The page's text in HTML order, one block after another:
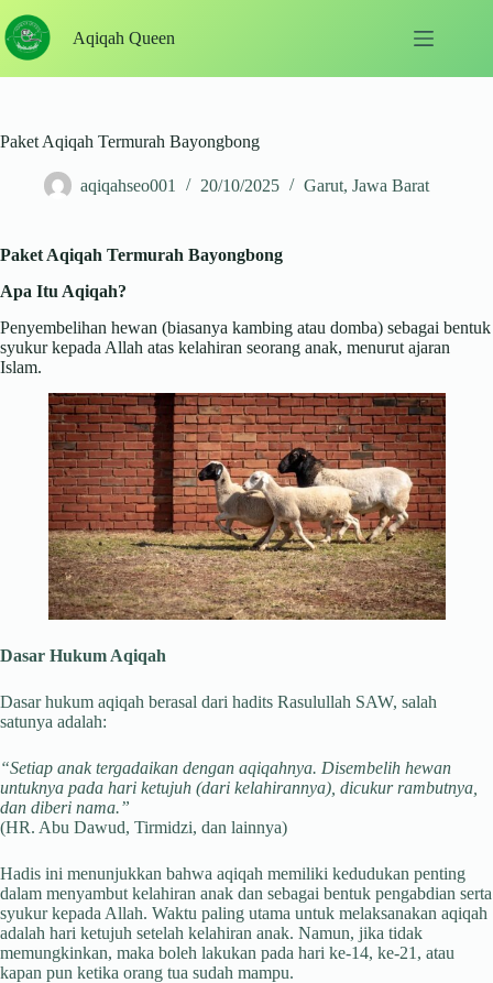
to
content
Aqiqah Queen
Paket Aqiqah Termurah Bayongbong
aqiqahseo001 20/10/2025 Garut, Jawa Barat
Paket Aqiqah Termurah Bayongbong
Apa Itu Aqiqah?
Penyembelihan hewan (biasanya kambing atau domba) sebagai bentuk
syukur kepada Allah atas kelahiran seorang anak, menurut ajaran
Islam.
Dasar Hukum Aqiqah
Dasar hukum aqiqah berasal dari hadits Rasulullah SAW, salah
satunya adalah:
“Setiap anak tergadaikan dengan aqiqahnya. Disembelih hewan
untuknya pada hari ketujuh (dari kelahirannya), dicukur rambutnya,
dan diberi nama.”
(HR. Abu Dawud, Tirmidzi, dan lainnya)
Hadis ini menunjukkan bahwa aqiqah memiliki kedudukan penting
dalam menyambut kelahiran anak dan sebagai bentuk pengabdian serta
syukur kepada Allah. Waktu paling utama untuk melaksanakan aqiqah
adalah hari ketujuh setelah kelahiran anak. Namun, jika tidak
memungkinkan, maka boleh lakukan pada hari ke-14, ke-21, atau
kapan pun ketika orang tua sudah mampu.